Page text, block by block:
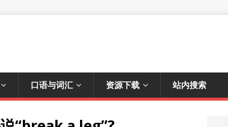
口语与词汇 资源下载 站内搜索